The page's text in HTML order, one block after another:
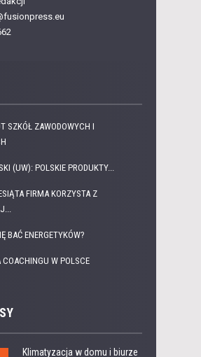
SZKÓŁ ZAWODOWYCH I
(UW): POLSKIE PRODUKTY...
FIRMA KORZYSTA Z
BAĆ ENERGETYKÓW?
COACHINGU W POLSCE
Klimatyzacja w domu i biurze